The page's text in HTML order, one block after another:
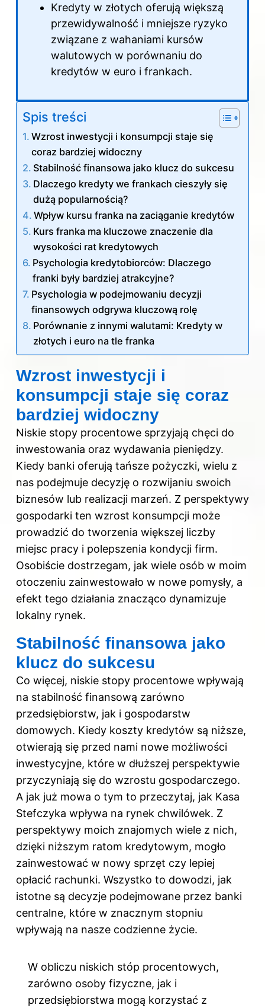
Kredyty w złotych oferują większą
przewidywalność i mniejsze ryzyko
związane z wahaniami kursów
walutowych w porównaniu do
kredytów w euro i frankach.
Spis treści
Wzrost inwestycji i konsumpcji staje się
coraz bardziej widoczny
Stabilność finansowa jako klucz do sukcesu
Dlaczego kredyty we frankach cieszyły się
dużą popularnością?
Wpływ kursu franka na zaciąganie kredytów
Kurs franka ma kluczowe znaczenie dla
wysokości rat kredytowych
Psychologia kredytobiorców: Dlaczego
franki były bardziej atrakcyjne?
Psychologia w podejmowaniu decyzji
finansowych odgrywa kluczową rolę
Porównanie z innymi walutami: Kredyty w
złotych i euro na tle franka
Wzrost inwestycji i
konsumpcji staje się coraz
bardziej widoczny
Niskie stopy procentowe sprzyjają chęci do
inwestowania oraz wydawania pieniędzy.
Kiedy banki oferują tańsze pożyczki, wielu z
nas podejmuje decyzję o rozwijaniu swoich
biznesów lub realizacji marzeń. Z perspektywy
gospodarki ten wzrost konsumpcji może
prowadzić do tworzenia większej liczby
miejsc pracy i polepszenia kondycji firm.
Osobiście dostrzegam, jak wiele osób w moim
otoczeniu zainwestowało w nowe pomysły, a
efekt tego działania znacząco dynamizuje
lokalny rynek.
Stabilność finansowa jako
klucz do sukcesu
Co więcej, niskie stopy procentowe wpływają
na stabilność finansową zarówno
przedsiębiorstw, jak i gospodarstw
domowych. Kiedy koszty kredytów są niższe,
otwierają się przed nami nowe możliwości
inwestycyjne, które w dłuższej perspektywie
przyczyniają się do wzrostu gospodarczego.
A jak już mowa o tym to przeczytaj, jak Kasa
Stefczyka wpływa na rynek chwilówek. Z
perspektywy moich znajomych wiele z nich,
dzięki niższym ratom kredytowym, mogło
zainwestować w nowy sprzęt czy lepiej
opłacić rachunki. Wszystko to dowodzi, jak
istotne są decyzje podejmowane przez banki
centralne, które w znacznym stopniu
wpływają na nasze codzienne życie.
W obliczu niskich stóp procentowych,
zarówno osoby fizyczne, jak i
przedsiębiorstwa mogą korzystać z